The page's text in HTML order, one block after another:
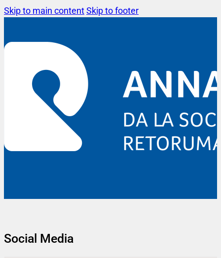
Skip to main contentSkip to footer
Social Media